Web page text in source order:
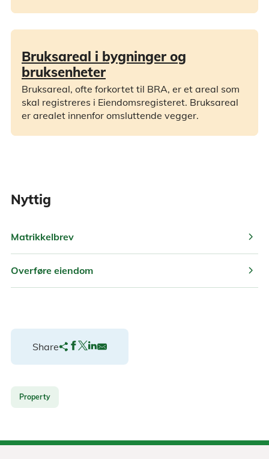
Bruksareal i bygninger og
bruksenheter
Bruksareal, ofte forkortet til BRA, er et areal som
skal registreres i Eiendomsregisteret. Bruksareal
er arealet innenfor omsluttende vegger.
Nyttig
Matrikkelbrev chevron_right
Overføre eiendom chevron_right
Share
Property